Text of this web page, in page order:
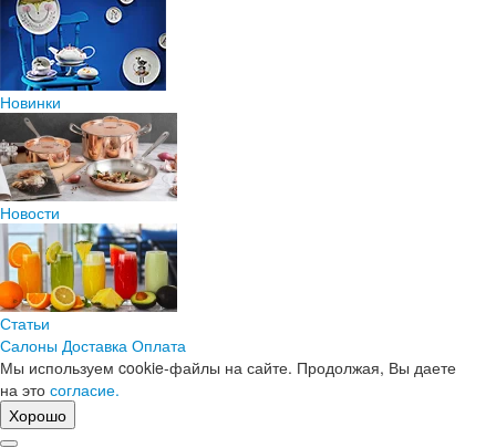
Новинки
Новости
Статьи
Салоны Доставка Оплата
Мы используем cookie-файлы на сайте. Продолжая, Вы даете
на это согласие.
Хорошо